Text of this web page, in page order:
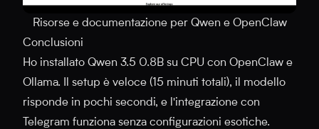
Risorse e documentazione per Qwen e OpenClaw
Conclusioni
Ho installato Qwen 3.5 0.8B su CPU con OpenClaw e
Ollama. Il setup è veloce (15 minuti totali), il modello
risponde in pochi secondi, e l'integrazione con
Telegram funziona senza configurazioni esotiche.